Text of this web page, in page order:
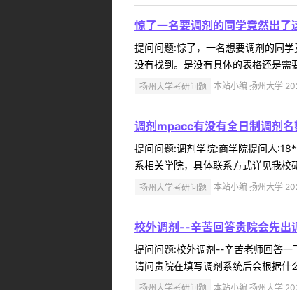
惊了一名要调剂的同学竟然出
提问问题:惊了，一名想要调剂的同
没有找到。是没有具体的表格还是需
扬州大学考研问题 本站小编 扬州大学
调剂mpacc有没有全日制调剂名
提问问题:调剂学院:商学院提问人
系相关学院，具体联系方式详见我校
扬州大学考研问题 本站小编 扬州大学
校外调剂--辛苦回答贵院会先出
提问问题:校外调剂--辛苦老师回答
请问贵院在填写调剂系统后会根据
扬州大学考研问题 本站小编 扬州大学